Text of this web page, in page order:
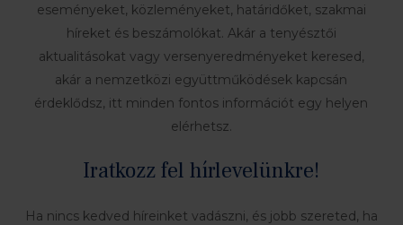
eseményeket, közleményeket, határidőket, szakmai
híreket és beszámolókat. Akár a tenyésztői
aktualitásokat vagy versenyeredményeket keresed,
akár a nemzetközi együttműködések kapcsán
érdeklődsz, itt minden fontos információt egy helyen
elérhetsz.
Iratkozz fel hírlevelünkre!
Ha nincs kedved híreinket vadászni, és jobb szereted, ha